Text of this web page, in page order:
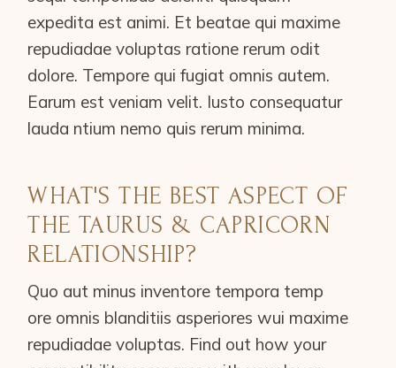
expedita est animi. Et beatae qui maxime
repudiadae voluptas ratione rerum odit
dolore. Tempore qui fugiat omnis autem.
Earum est veniam velit. Iusto consequatur
lauda ntium nemo quis rerum minima.
WHAT'S THE BEST ASPECT OF
THE TAURUS & CAPRICORN
RELATIONSHIP?
Quo aut minus inventore tempora temp
ore omnis blanditiis asperiores wui maxime
repudiadae voluptas. Find out how your